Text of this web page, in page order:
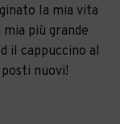
la mia vita
mia più grande
il cappuccino al
nuovi!